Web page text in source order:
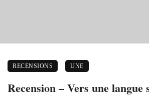
RECENSIONS UNE
Recension – Vers une langue